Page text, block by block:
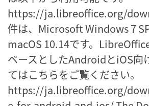
https://ja.libreoffice.org/
件は、Microsoft Windows 7
macOS 10.14です。
ベースとしたAndroidとiOS向
てはこちらをご覧ください。
https://ja.libreoffice.org/